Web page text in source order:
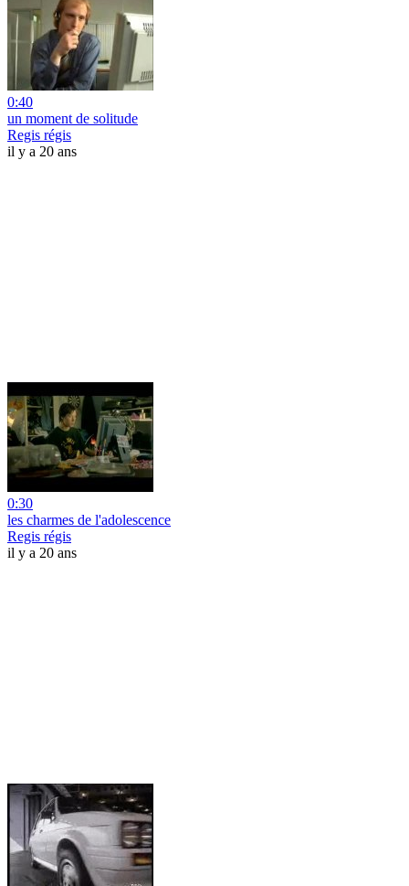
0:40
un moment de solitude
Regis régis
il y a 20 ans
0:30
les charmes de l'adolescence
Regis régis
il y a 20 ans